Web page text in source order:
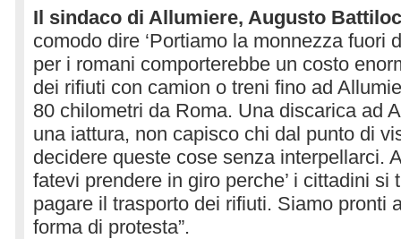
Il sindaco di Allumiere, Augusto
comodo dire ‘Portiamo la monnezza fuori
per i romani comporterebbe un costo
dei rifiuti con camion o treni fino ad
80 chilometri da Roma. Una discarica ad
una iattura, non capisco chi dal punto di
decidere queste cose senza interpellarci.
fatevi prendere in giro perche’ i cittadini si
pagare il trasporto dei rifiuti. Siamo pronti
forma di protesta”.